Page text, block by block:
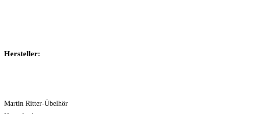
Hersteller:
Martin Ritter-Übelhör